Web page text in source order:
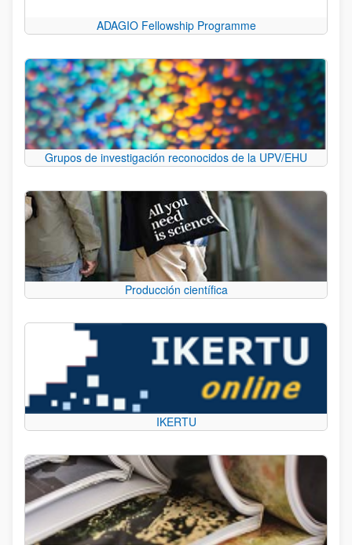
ADAGIO Fellowship Programme
Grupos de investigación reconocidos de la UPV/EHU
Producción científica
IKERTU